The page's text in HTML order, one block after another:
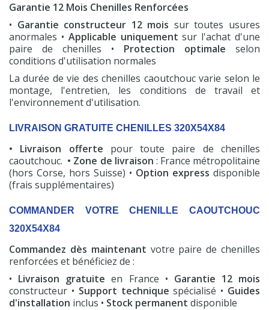
Garantie 12 Mois Chenilles Renforcées
• Garantie constructeur 12 mois sur toutes usures
anormales • Applicable uniquement sur l'achat d'une
paire de chenilles • Protection optimale selon
conditions d'utilisation normales
La durée de vie des chenilles caoutchouc varie selon le
montage, l'entretien, les conditions de travail et
l'environnement d'utilisation.
LIVRAISON GRATUITE CHENILLES 320X54X84
• Livraison offerte pour toute paire de chenilles
caoutchouc. • Zone de livraison : France métropolitaine
(hors Corse, hors Suisse) • Option express disponible
(frais supplémentaires)
COMMANDER VOTRE CHENILLE CAOUTCHOUC
320X54X84
Commandez dès maintenant votre paire de chenilles
renforcées et bénéficiez de :
• Livraison gratuite en France • Garantie 12 mois
constructeur • Support technique spécialisé • Guides
d'installation inclus • Stock permanent disponible